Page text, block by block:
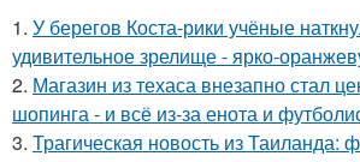
1. У берегов Коста-рики учёные
удивительное зрелище - ярко-
2. Магазин из техаса внезапно стал
шопинга - и всё из-за енота и
3. Трагическая новость из Таиланда: